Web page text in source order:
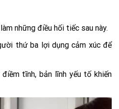
những điều hối tiếc sau này.
thứ ba lợi dụng cảm xúc để
tĩnh, bản lĩnh yếu tố khiến